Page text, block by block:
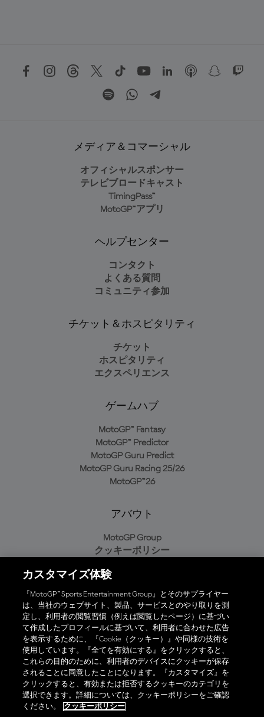
メディア＆コマーシャル
オフィシャルスポンサー
テレビブロードキャスト
TimingPass™
MotoGP™アプリ
ヘルプセンター
コンタクト
よくある質問
コミュニティ参加
チケット＆ホスピタリティ
チケット
ホスピタリティ
エクスペリエンス
ゲームハブ
MotoGP™ Fantasy
MotoGP™ Predictor
MotoGP Guru Predict
MotoGP Guru Racing 25/26
MotoGP™26
アバウト
MotoGP Group
クッキーポリシー
プライバシーポリシー
購入ポリシー
オフィシャルアプリ
© 2026 MotoGP Sports Entertainment Group. 全著作権所有。全ての
商標はそれぞれの所有者に帰属。
カスタマイズ体験
『MotoGP™ Sports Entertainment Group』とそのサプライヤー
は、当社のウェブサイト、製品、サービスとのやり取りを測
定し、利用者の閲覧習慣（例えば閲覧したページ）に基づい
て作成したプロフィールに基づいて、利用者に合わせた広告
を表示するために、『Cookie（クッキー）』や同様の技術を
使用しています。『全てを有効にする』をクリックすると、
これらの目的のために、利用者のデバイスにクッキーが保存
されることに同意したことになります。『カスタマイズ』を
クリックすると、有効または拒否するクッキーのカテゴリを
選択できます。詳細については、クッキーポリシーをご確認
ください。
クッキーポリシー